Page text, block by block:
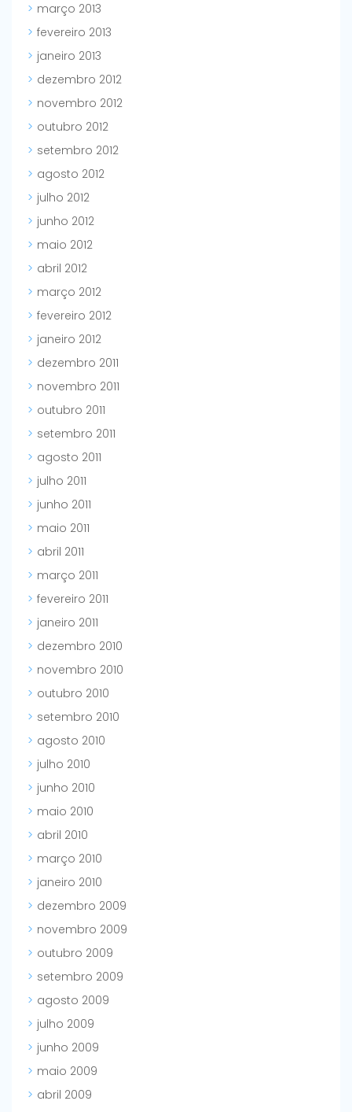
março 2013
fevereiro 2013
janeiro 2013
dezembro 2012
novembro 2012
outubro 2012
setembro 2012
agosto 2012
julho 2012
junho 2012
maio 2012
abril 2012
março 2012
fevereiro 2012
janeiro 2012
dezembro 2011
novembro 2011
outubro 2011
setembro 2011
agosto 2011
julho 2011
junho 2011
maio 2011
abril 2011
março 2011
fevereiro 2011
janeiro 2011
dezembro 2010
novembro 2010
outubro 2010
setembro 2010
agosto 2010
julho 2010
junho 2010
maio 2010
abril 2010
março 2010
janeiro 2010
dezembro 2009
novembro 2009
outubro 2009
setembro 2009
agosto 2009
julho 2009
junho 2009
maio 2009
abril 2009